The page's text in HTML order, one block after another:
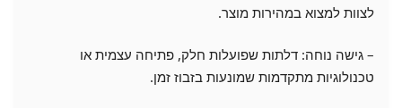
לצוות למצוא במהירות מוצר.
– גישה נוחה: דלתות שפועלות חלק, פתיחה עצמית או
טכנולוגיות מתקדמות שמונעות בזבוז זמן.